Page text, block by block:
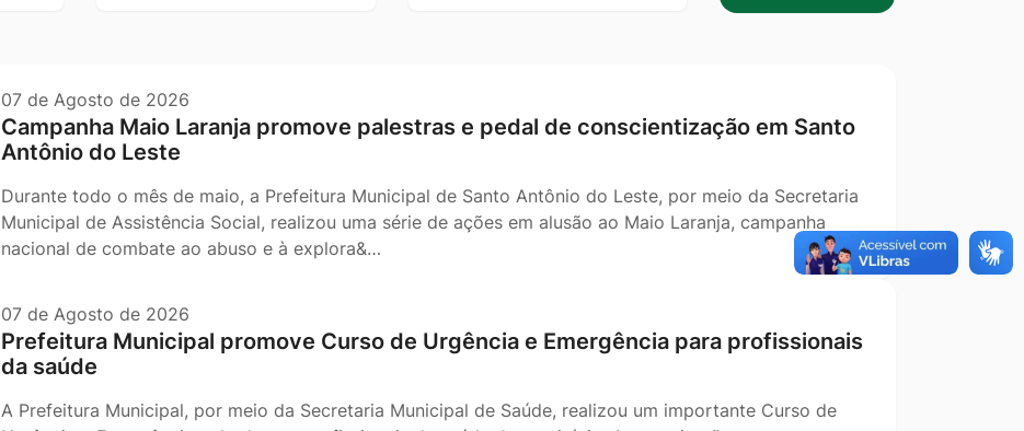
07 de Agosto de 2026
Campanha Maio Laranja promove palestras e pedal de conscientização em Santo
Antônio do Leste
Durante todo o mês de maio, a Prefeitura Municipal de Santo Antônio do Leste, por meio da Secretaria
Municipal de Assistência Social, realizou uma série de ações em alusão ao Maio Laranja, campanha
nacional de combate ao abuso e à explora&…
07 de Agosto de 2026
Prefeitura Municipal promove Curso de Urgência e Emergência para profissionais
da saúde
A Prefeitura Municipal, por meio da Secretaria Municipal de Saúde, realizou um importante Curso de